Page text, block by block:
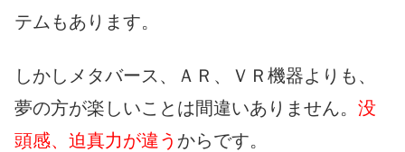
テムもあります。
しかしメタバース、ＡＲ、ＶＲ機器よりも、
夢の方が楽しいことは間違いありません。 没
頭感、迫真力が違う からです。